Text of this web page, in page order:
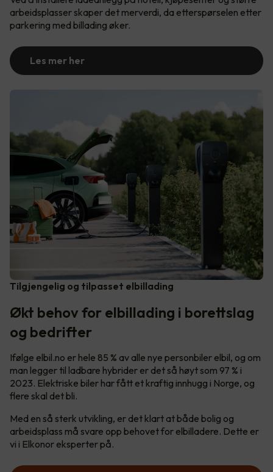
arbeidsplasser skaper det merverdi, da etterspørselen etter
parkering med billading øker.
Les mer her
Tilgjengelig og tilpasset elbillading
Økt behov for elbillading i borettslag
og bedrifter
Ifølge elbil.no er hele 85 % av alle nye personbiler elbil, og om
man legger til ladbare hybrider er det så høyt som 97 % i
2023. Elektriske biler har fått et kraftig innhugg i Norge, og
flere skal det bli.
Med en så sterk utvikling, er det klart at både bolig og
arbeidsplass må svare opp behovet for elbilladere. Dette er
vi i Elkonor eksperter på.